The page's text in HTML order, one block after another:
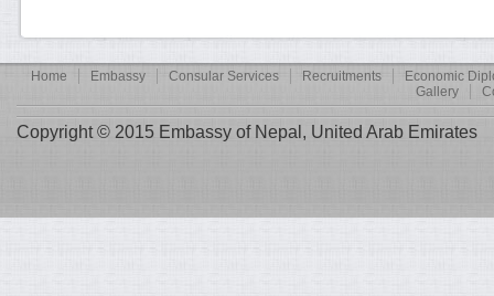
Home Embassy Consular Services Recruitments
Economic
Gallery
Copyright © 2015 Embassy of Nepal, United Arab Emirates